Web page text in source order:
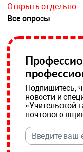
Открыть отдельно
Все опросы
Подпишитесь,
новости и
«Учительской
почтового